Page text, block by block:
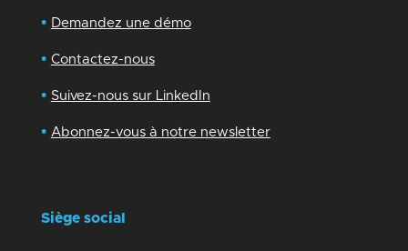
• Demandez une démo
• Contactez-nous
• Suivez-nous sur LinkedIn
• Abonnez-vous à notre newsletter
Siège social